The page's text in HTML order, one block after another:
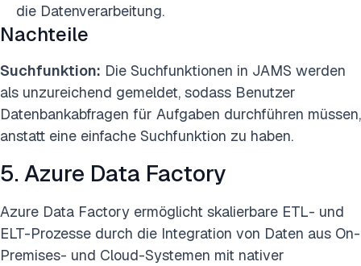
die Datenverarbeitung.
Nachteile
Suchfunktion: Die Suchfunktionen in JAMS werden
als unzureichend gemeldet, sodass Benutzer
Datenbankabfragen für Aufgaben durchführen müssen,
anstatt eine einfache Suchfunktion zu haben.
5. Azure Data Factory
Azure Data Factory ermöglicht skalierbare ETL- und
ELT-Prozesse durch die Integration von Daten aus On-
Premises- und Cloud-Systemen mit nativer